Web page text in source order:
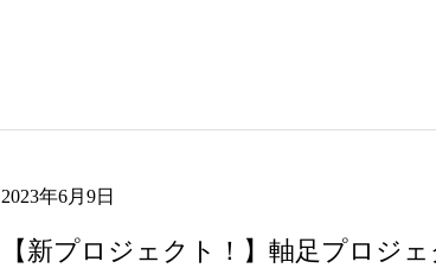
2023年6月9日
【新プロジェクト！】軸足プロジ